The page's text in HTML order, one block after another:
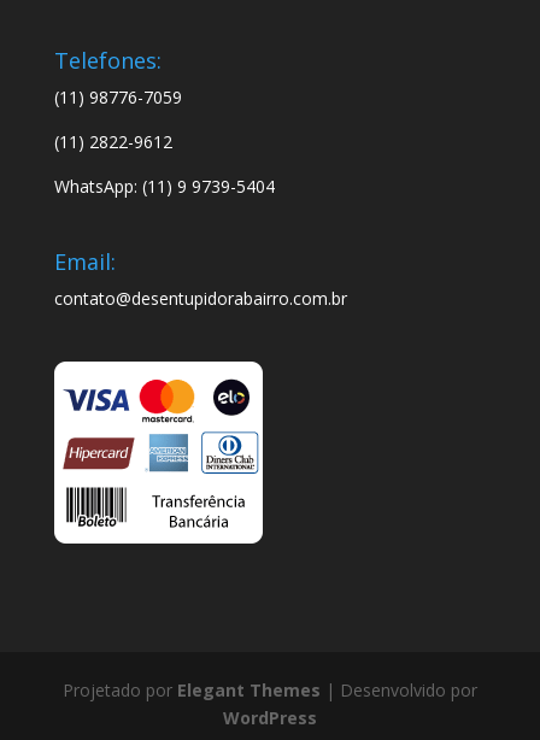
Telefones:
(11) 98776-7059
(11) 2822-9612
WhatsApp: (11) 9 9739-5404
Email:
contato@desentupidorabairro.com.br
Projetado por Elegant Themes | Desenvolvido por
WordPress